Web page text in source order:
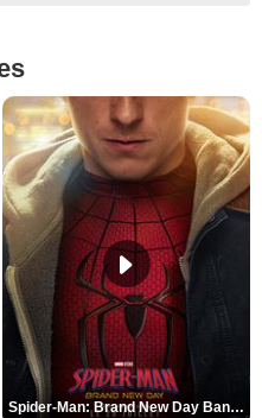
Spider-Man: Brand New Day Bande-annonce VO STFR